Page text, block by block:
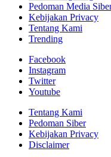
Pedoman Media
Kebijakan Privacy
Tentang Kami
Trending
Facebook
Instagram
Twitter
Youtube
Tentang Kami
Pedoman Siber
Kebijakan Privacy
Disclaimer